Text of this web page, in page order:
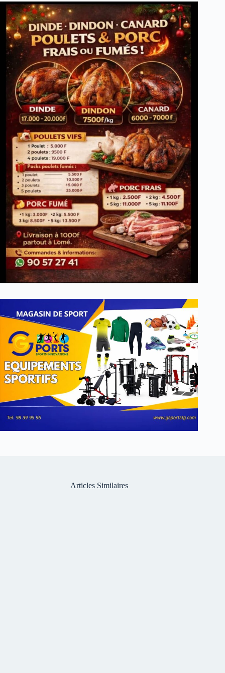
Articles Similaires